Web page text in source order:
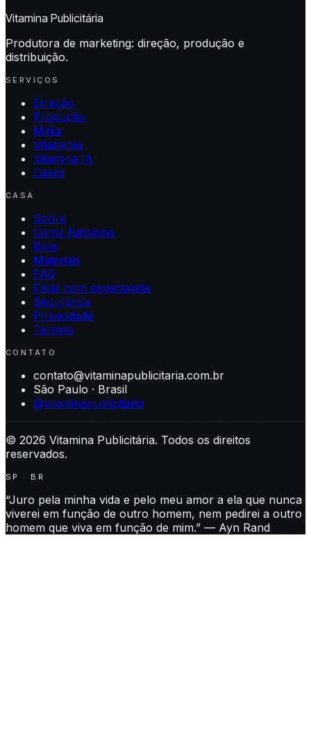
Vitamina Publicitária
Produtora de marketing: direção, produção e
distribuição.
SERVIÇOS
Direção
Produção
Mídia
Vitaminas
Vitamina IA
Cases
CASA
Sobre
Como funciona
Blog
Materiais
FAQ
Falar com especialista
Segurança
Privacidade
Termos
CONTATO
contato@vitaminapublicitaria.com.br
São Paulo · Brasil
@vitaminapublicitaria
© 2026 Vitamina Publicitária. Todos os direitos
reservados.
SP · BR
“Juro pela minha vida e pelo meu amor a ela que nunca
viverei em função de outro homem, nem pedirei a outro
homem que viva em função de mim.” — Ayn Rand